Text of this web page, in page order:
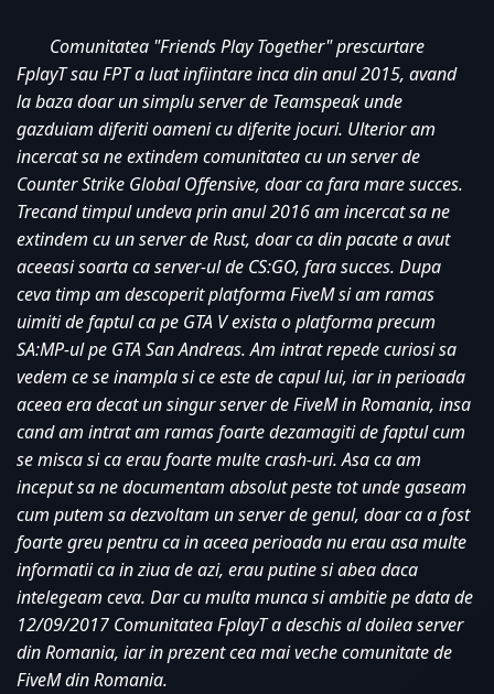
Comunitatea "Friends Play Together" prescurtare
FplayT sau FPT a luat infiintare inca din anul 2015, avand
la baza doar un simplu server de Teamspeak unde
gazduiam diferiti oameni cu diferite jocuri. Ulterior am
incercat sa ne extindem comunitatea cu un server de
Counter Strike Global Offensive, doar ca fara mare succes.
Trecand timpul undeva prin anul 2016 am incercat sa ne
extindem cu un server de Rust, doar ca din pacate a avut
aceeasi soarta ca server-ul de CS:GO, fara succes. Dupa
ceva timp am descoperit platforma FiveM si am ramas
uimiti de faptul ca pe GTA V exista o platforma precum
SA:MP-ul pe GTA San Andreas. Am intrat repede curiosi sa
vedem ce se inampla si ce este de capul lui, iar in perioada
aceea era decat un singur server de FiveM in Romania, insa
cand am intrat am ramas foarte dezamagiti de faptul cum
se misca si ca erau foarte multe crash-uri. Asa ca am
inceput sa ne documentam absolut peste tot unde gaseam
cum putem sa dezvoltam un server de genul, doar ca a fost
foarte greu pentru ca in aceea perioada nu erau asa multe
informatii ca in ziua de azi, erau putine si abea daca
intelegeam ceva. Dar cu multa munca si ambitie pe data de
12/09/2017 Comunitatea FplayT a deschis al doilea server
din Romania, iar in prezent cea mai veche comunitate de
FiveM din Romania.